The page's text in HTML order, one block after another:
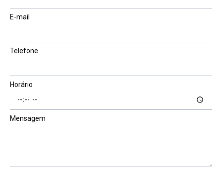
E-mail
Telefone
Horário
Mensagem